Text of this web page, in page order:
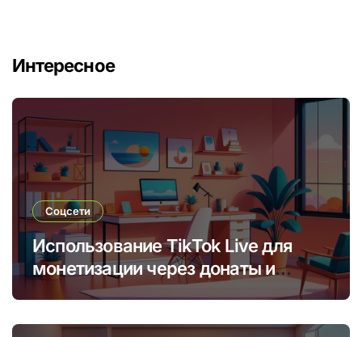
Интересное
Соцсети
Использование TikTok Live для
монетизации через донаты и
платные подписки